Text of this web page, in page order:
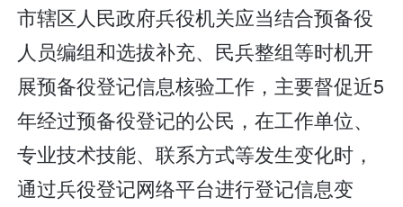
市辖区人民政府兵役机关应当结合预备役
人员编组和选拔补充、民兵整组等时机开
展预备役登记信息核验工作，主要督促近5
年经过预备役登记的公民，在工作单位、
专业技术技能、联系方式等发生变化时，
通过兵役登记网络平台进行登记信息变